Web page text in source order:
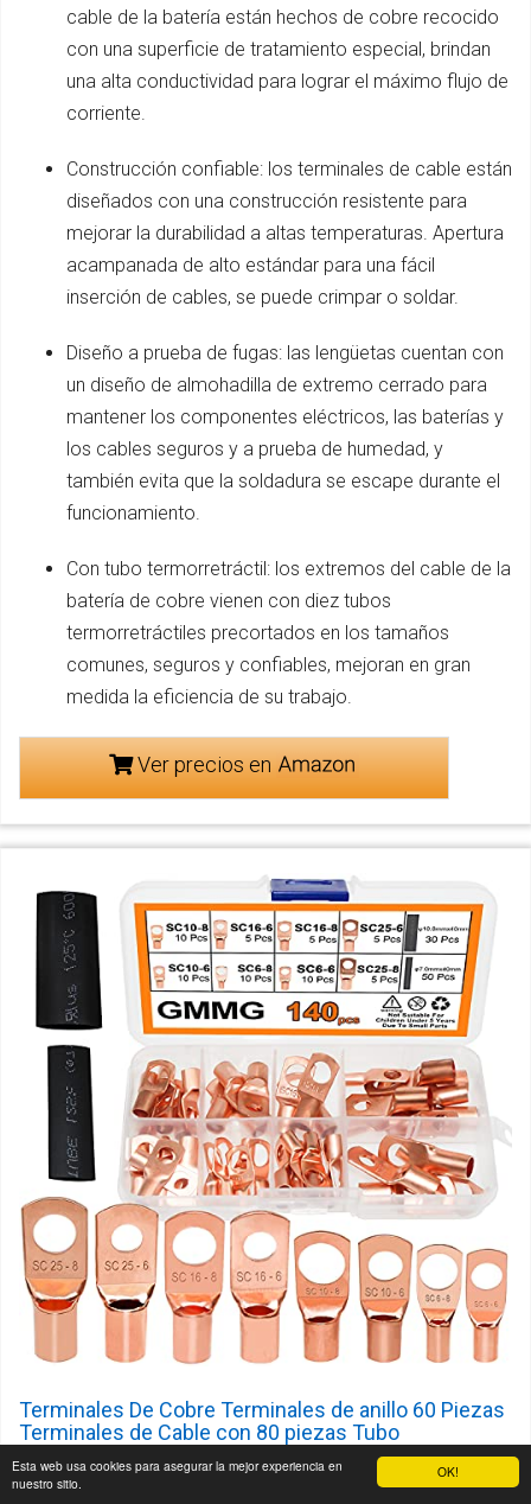
OK!
Esta web usa cookies para asegurar la mejor experiencia en
nuestro sitio.
cable de la batería están hechos de cobre recocido
con una superficie de tratamiento especial, brindan
una alta conductividad para lograr el máximo flujo de
corriente.
Construcción confiable: los terminales de cable están
diseñados con una construcción resistente para
mejorar la durabilidad a altas temperaturas. Apertura
acampanada de alto estándar para una fácil
inserción de cables, se puede crimpar o soldar.
Diseño a prueba de fugas: las lengüetas cuentan con
un diseño de almohadilla de extremo cerrado para
mantener los componentes eléctricos, las baterías y
los cables seguros y a prueba de humedad, y
también evita que la soldadura se escape durante el
funcionamiento.
Con tubo termorretráctil: los extremos del cable de la
batería de cobre vienen con diez tubos
termorretráctiles precortados en los tamaños
comunes, seguros y confiables, mejoran en gran
medida la eficiencia de su trabajo.
Ver precios en
Terminales De Cobre Terminales de anillo 60 Piezas
Terminales de Cable con 80 piezas Tubo
Termorretráctil 8 Tamaños para Prensado o Soldado
Material: Material de cobre de alta calidad,